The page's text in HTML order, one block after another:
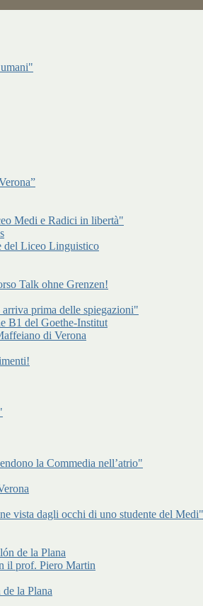
Medi e Radici in libertà"
del Liceo Linguistico
Talk ohne Grenzen!
prima delle spiegazioni"
B1 del Goethe-Institut
di Verona
la Commedia nell’atrio"
vista dagli occhi di uno studente del Medi"
de la Plana
il prof. Piero Martin
la Plana